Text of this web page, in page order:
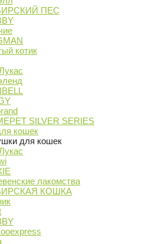
ПЕС
котик
SILVER SERIES
кошек
для кошек
лакомства
КОШКА